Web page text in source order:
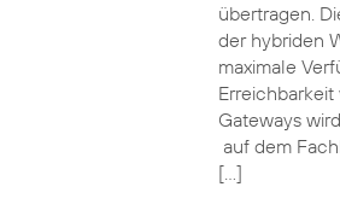
übertragen.
der hybriden
maximale
Gateways
auf dem
[…]